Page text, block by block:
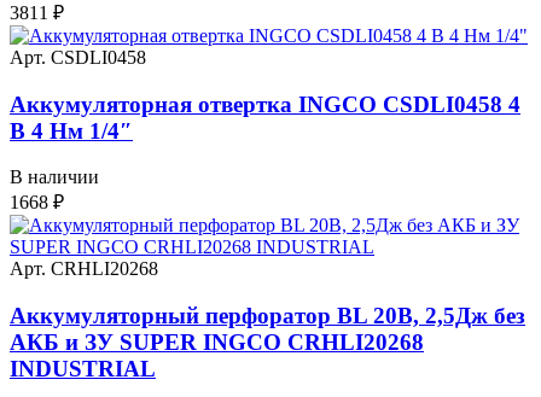
3811 ₽
Арт. CSDLI0458
Аккумуляторная отвертка INGCO CSDLI0458 4
В 4 Нм 1/4″
В наличии
1668 ₽
Арт. CRHLI20268
Аккумуляторный перфоратор BL 20В, 2,5Дж без
АКБ и ЗУ SUPER INGCO CRHLI20268
INDUSTRIAL